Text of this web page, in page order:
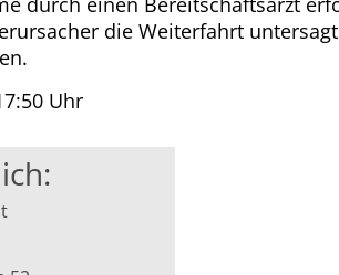
die Weiterfahrt
Uhr